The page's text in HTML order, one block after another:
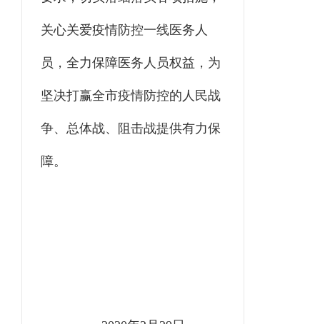
关心关爱疫情防控一线医务人
员 ， 全力保障医务人员权益 ， 为
坚决打赢全市疫情防控的人民战
争、总体战、阻击战提供有力保
障。